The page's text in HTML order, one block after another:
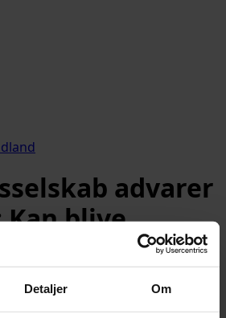
Detaljer Om
advarer
blive
opfordrer danske
sig på en potentielt hård sæson